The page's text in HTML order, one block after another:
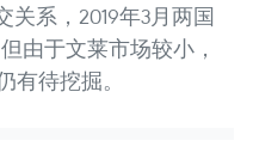
关系，2019年3月两国
由于文莱市场较小，
有待挖掘。